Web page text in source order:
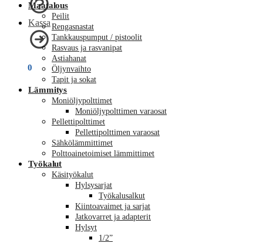
Kassa
0
Maatalous
Peilit
Rengasnastat
Tankkauspumput / pistoolit
Rasvaus ja rasvanipat
Astiahanat
Öljynvaihto
Tapit ja sokat
Lämmitys
Moniöljypolttimet
Moniöljypolttimen varaosat
Pellettipolttimet
Pellettipolttimen varaosat
Sähkölämmittimet
Polttoainetoimiset lämmittimet
Työkalut
Käsityökalut
Hylsysarjat
Työkalusalkut
Kiintoavaimet ja sarjat
Jatkovarret ja adapterit
Hylsyt
1/2”